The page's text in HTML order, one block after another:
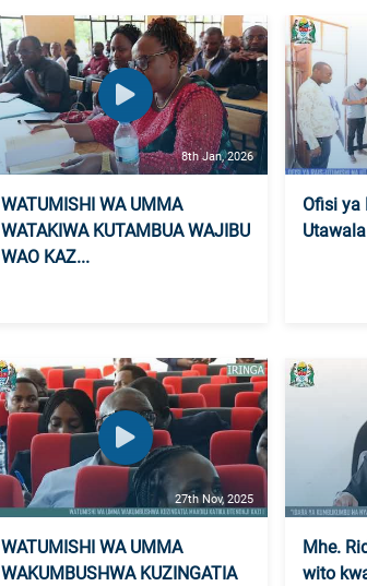
8th Jan, 2026
WATUMISHI WA UMMA
WATAKIWA KUTAMBUA WAJIBU
WAO KAZ...
Ofisi ya
27th Nov, 2025
WATUMISHI WA UMMA
WAKUMBUSHWA KUZINGATIA
Mhe.
wito